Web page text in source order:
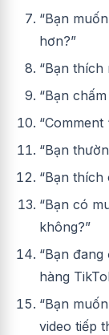
“Bạn
hơn?”
“Bạn thích
“Bạn
“Comment
“Bạn
“Bạn thích
“Bạn có
không?”
“Bạn
hàng
“Bạn
video tiếp